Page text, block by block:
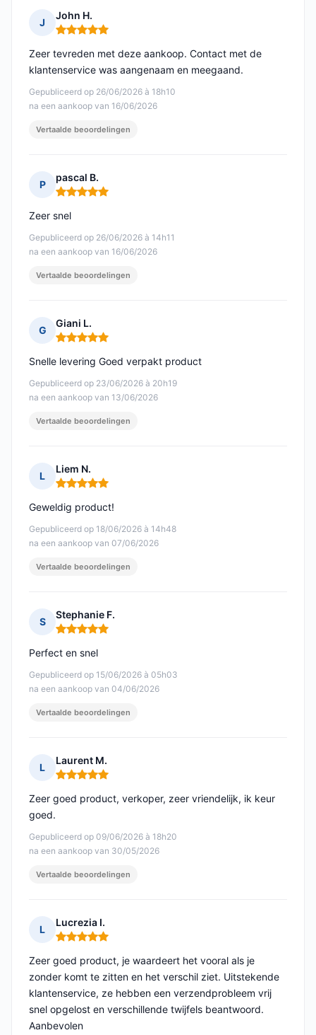
J
John H.
Opmerking: 5 van 5
Gepubliceerd op 26/06/2026 à 18h10
na een aankoop van 16/06/2026
Zeer tevreden met deze aankoop. Contact met de
klantenservice was aangenaam en meegaand.
Vertaalde beoordelingen
P
pascal B.
Opmerking: 5 van 5
Gepubliceerd op 26/06/2026 à 14h11
na een aankoop van 16/06/2026
Zeer snel
Vertaalde beoordelingen
G
Giani L.
Opmerking: 5 van 5
Gepubliceerd op 23/06/2026 à 20h19
na een aankoop van 13/06/2026
Snelle levering Goed verpakt product
Vertaalde beoordelingen
L
Liem N.
Opmerking: 5 van 5
Gepubliceerd op 18/06/2026 à 14h48
na een aankoop van 07/06/2026
Geweldig product!
Vertaalde beoordelingen
S
Stephanie F.
Opmerking: 5 van 5
Gepubliceerd op 15/06/2026 à 05h03
na een aankoop van 04/06/2026
Perfect en snel
Vertaalde beoordelingen
L
Laurent M.
Opmerking: 5 van 5
Gepubliceerd op 09/06/2026 à 18h20
na een aankoop van 30/05/2026
Zeer goed product, verkoper, zeer vriendelijk, ik keur
goed.
Vertaalde beoordelingen
L
Lucrezia I.
Opmerking: 5 van 5
Zeer goed product, je waardeert het vooral als je
zonder komt te zitten en het verschil ziet. Uitstekende
klantenservice, ze hebben een verzendprobleem vrij
snel opgelost en verschillende twijfels beantwoord.
Aanbevolen